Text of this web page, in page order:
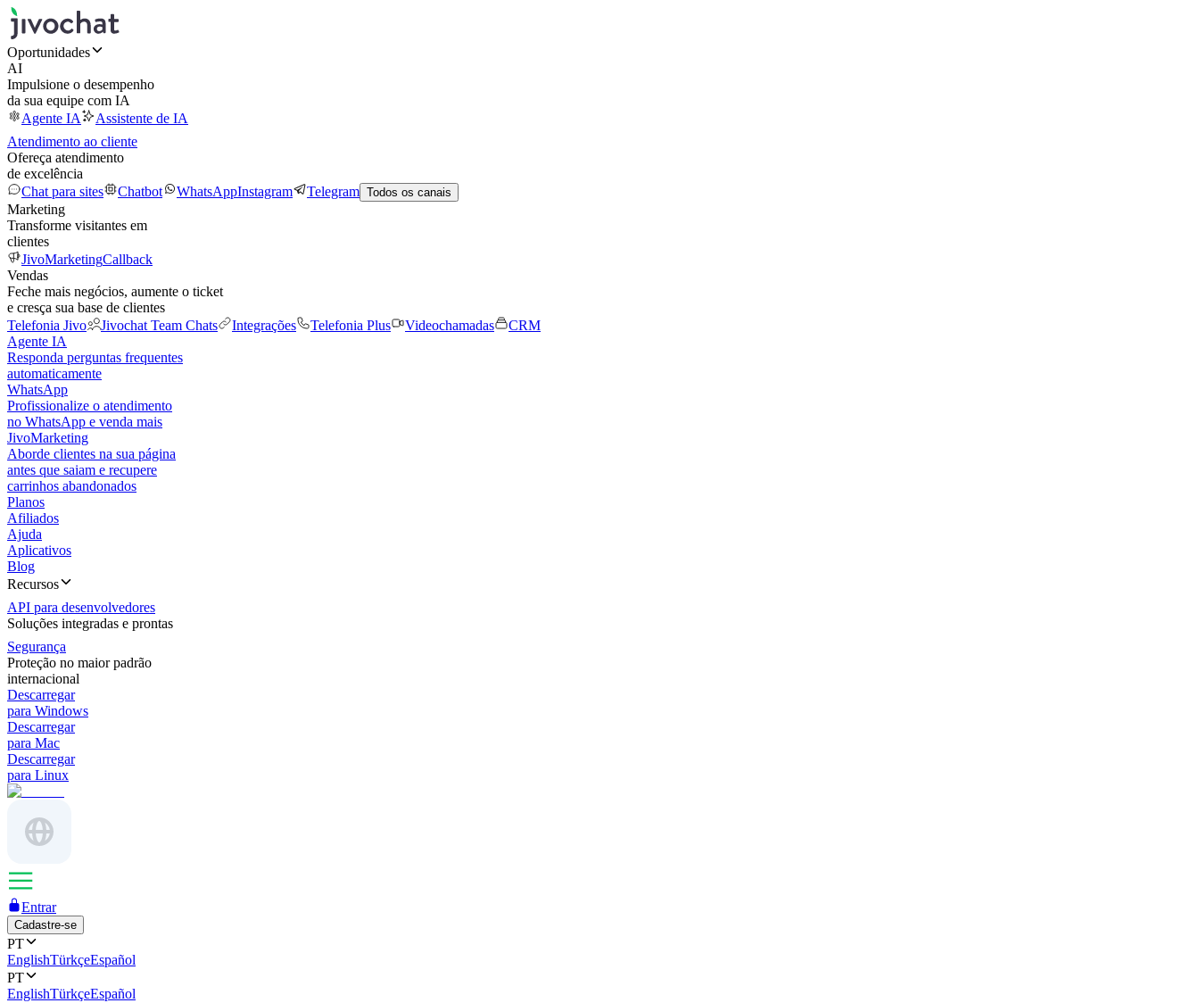
Oportunidades
AI
Impulsione o desempenho
da sua equipe com IA
Agente IA
Assistente de IA
Atendimento ao cliente
Ofereça atendimento
de excelência
Chat para sites
Chatbot WhatsAppInstagram Telegram Todos os canais
Marketing
Transforme visitantes em
clientes
JivoMarketingCallback
Vendas
Feche mais negócios, aumente o ticket
e cresça sua base de clientes
Telefonia Jivo
Jivochat Team Chats Integrações Telefonia Plus Videochamadas
CRM
Agente IA
Responda perguntas frequentes
automaticamente
WhatsApp
Profissionalize o atendimento
no WhatsApp e venda mais
JivoMarketing
Aborde clientes na sua página
antes que saiam e recupere
carrinhos abandonados
Planos
Afiliados
Ajuda
Aplicativos
Blog
Recursos
API para desenvolvedores
Soluções integradas e prontas
Segurança
Proteção no maior padrão
internacional
Descarregar
para Windows
Descarregar
para Mac
Descarregar
para Linux
Entrar
Cadastre-se
PT
EnglishTürkçeEspañol
PT
EnglishTürkçeEspañol